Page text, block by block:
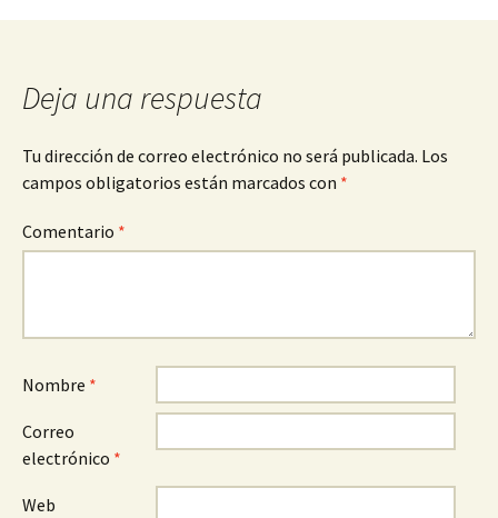
entradas
Deja una respuesta
Tu dirección de correo electrónico no será publicada. Los
campos obligatorios están marcados con *
Comentario *
Nombre *
Correo
electrónico *
Web